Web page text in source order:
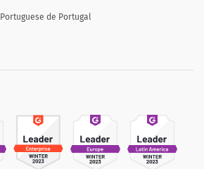
Portuguese de Portugal